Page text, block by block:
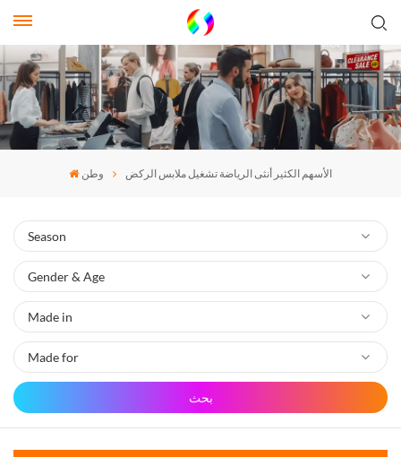
وطن الأسهم الكثير أنثى الرياضة تشغيل ملابس الركض
بحث